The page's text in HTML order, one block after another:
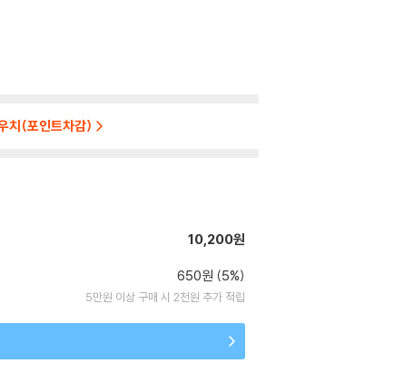
치(포인트차감)
10,200원
650원 (5%)
5만원 이상 구매 시 2천원 추가 적립